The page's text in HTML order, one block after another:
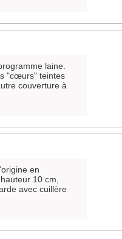
laine.
"cœurs" teintes
couverture à
en
10 cm,
avec cuillère